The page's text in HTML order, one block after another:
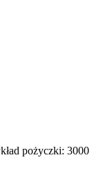
pożyczki: 3000